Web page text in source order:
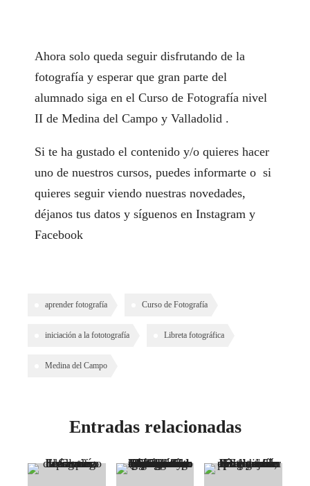
Ahora solo queda seguir disfrutando de la
fotografía y esperar que gran parte del
alumnado siga en el Curso de Fotografía nivel
II de Medina del Campo y Valladolid .
Si te ha gustado el contenido y/o quieres hacer
uno de nuestros cursos, puedes informarte o si
quieres seguir viendo nuestras novedades,
déjanos tus datos y síguenos en Instagram y
Facebook
aprender fotografía Curso de Fotografía
iniciación a la fototografía Libreta fotográfica
Medina del Campo
Entradas relacionadas